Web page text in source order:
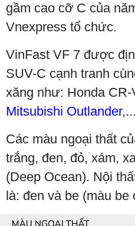
gầm cao cỡ C của
Vnexpress tổ chức.
VinFast VF 7 được
SUV-C cạnh tranh
xăng như: Honda CR-
Mitsubishi Outlander,...
Các màu ngoại thất
trắng, đen, đỏ, xám,
(Deep Ocean). Nội
là: đen và be (màu be